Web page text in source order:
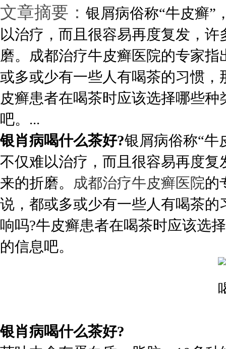
文章摘要： 银屑病俗称“牛皮癣”
以治疗，而且很容易再度复发，
磨。成都治疗牛皮癣医院的专家
或多或少有一些人有喝茶的习惯
皮癣患者在喝茶时应该选择哪些
吧。...
银肖病喝什么茶好?银屑病俗称“牛
不仅难以治疗，而且很容易再度
来的折磨。 成都治疗牛皮癣医院的
说，都或多或少有一些人有喝茶
响吗?牛皮癣患者在喝茶时应该选
的信息吧。
银肖病喝什么茶好?